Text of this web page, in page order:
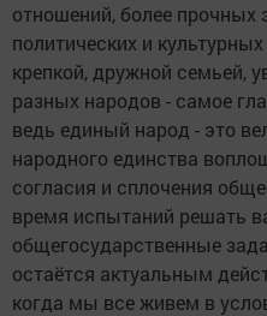
отношений, более прочных
политических и
крепкой, дружной семьей,
разных народов - самое
ведь единый народ - это
народного единства
согласия и сплочения
время испытаний решать
общегосударственные
остаётся актуальным
когда мы все живем в